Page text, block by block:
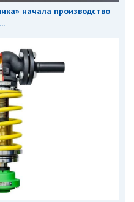
начала производство